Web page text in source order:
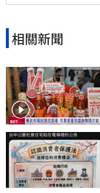
相關新聞